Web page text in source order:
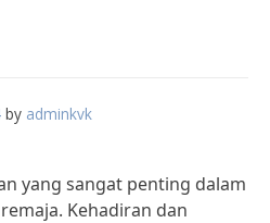
by adminkvk
yang sangat penting dalam
Kehadiran dan